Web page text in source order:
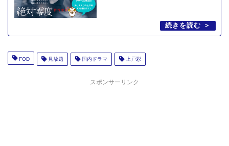
FOD 見放題 国内ドラマ 上戸彩
スポンサーリンク